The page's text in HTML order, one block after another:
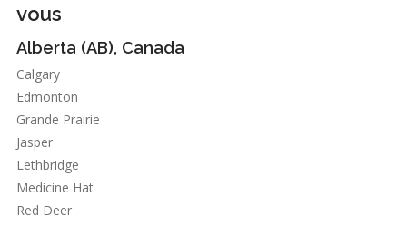
vous
Alberta (AB), Canada
Calgary
Edmonton
Grande Prairie
Jasper
Lethbridge
Medicine Hat
Red Deer